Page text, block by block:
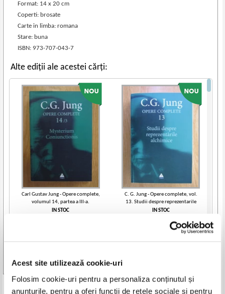
Acest site utilizează cookie-uri
Folosim cookie-uri pentru a personaliza conținutul și
anunțurile, pentru a oferi funcții de rețele sociale și pentru
Format: 14 x 20 cm
Coperti: brosate
Carte in limba: romana
Stare: buna
ISBN: 973-707-043-7
Alte ediții ale acestei cărți:
Carl Gustav Jung - Opere complete,
volumul 14, partea a III-a.
Mysterium Coniunctionis
IN STOC
C. G. Jung - Opere complete, vol.
13. Studii despre reprezentarile
alchimice
IN STOC
Adaugă în coș
Vezi toate edițiile »
Produse din aceeasi categorie